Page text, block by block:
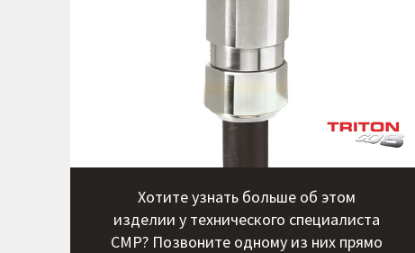
Хотите узнать больше об этом
изделии у технического специалиста
CMP? Позвоните одному из них прямо